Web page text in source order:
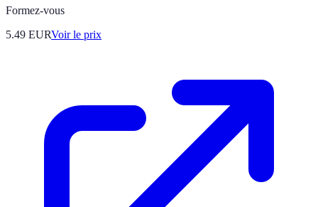
Formez-vous
5.49 EURVoir le prix